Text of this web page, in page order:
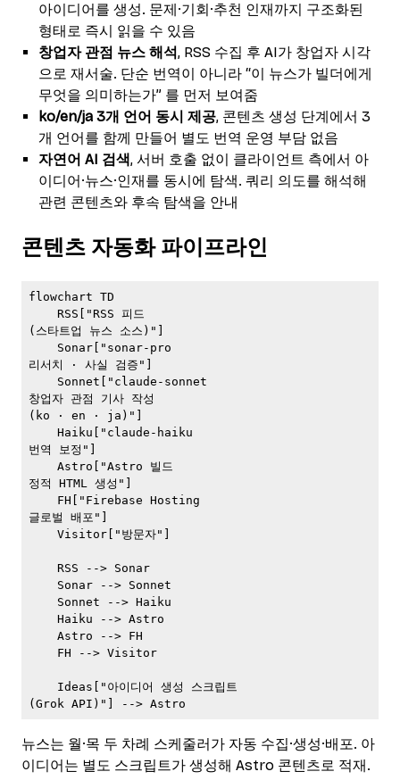
아이디어를 생성. 문제·기회·추천 인재까지 구조화된
형태로 즉시 읽을 수 있음
창업자 관점 뉴스 해석, RSS 수집 후 AI가 창업자 시각
으로 재서술. 단순 번역이 아니라 “이 뉴스가 빌더에게
무엇을 의미하는가” 를 먼저 보여줌
ko/en/ja 3개 언어 동시 제공, 콘텐츠 생성 단계에서 3
개 언어를 함께 만들어 별도 번역 운영 부담 없음
자연어 AI 검색, 서버 호출 없이 클라이언트 측에서 아
이디어·뉴스·인재를 동시에 탐색. 쿼리 의도를 해석해
관련 콘텐츠와 후속 탐색을 안내
콘텐츠 자동화 파이프라인
flowchart TD
    RSS["RSS 피드
(스타트업 뉴스 소스)"]
    Sonar["sonar-pro
리서치 · 사실 검증"]
    Sonnet["claude-sonnet
창업자 관점 기사 작성
(ko · en · ja)"]
    Haiku["claude-haiku
번역 보정"]
    Astro["Astro 빌드
정적 HTML 생성"]
    FH["Firebase Hosting
글로벌 배포"]
    Visitor["방문자"]
    RSS --> Sonar
    Sonar --> Sonnet
    Sonnet --> Haiku
    Haiku --> Astro
    Astro --> FH
    FH --> Visitor
    Ideas["아이디어 생성 스크립트
(Grok API)"] --> Astro
뉴스는 월·목 두 차례 스케줄러가 자동 수집·생성·배포. 아
이디어는 별도 스크립트가 생성해 Astro 콘텐츠로 적재.